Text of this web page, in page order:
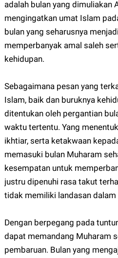
adalah bulan yang dimuliakan
mengingatkan umat Islam
bulan yang seharusnya
memperbanyak amal saleh
kehidupan.
Sebagaimana pesan yang
Islam, baik dan buruknya
ditentukan oleh pergantian
waktu tertentu. Yang
ikhtiar, serta ketakwaan
memasuki bulan Muharam
kesempatan untuk
justru dipenuhi rasa takut
tidak memiliki landasan dalam
Dengan berpegang pada
dapat memandang Muharam
pembaruan. Bulan yang